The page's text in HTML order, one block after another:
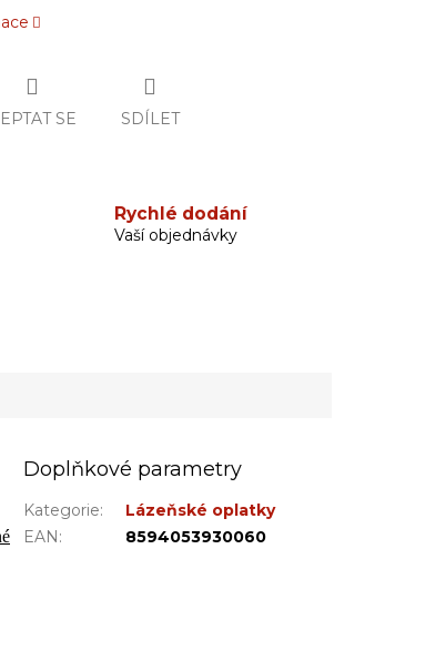
SE SDÍLET
Rychlé dodání
Vaší objednávky
Doplňkové parametry
Kategorie:
Lázeňské oplatky
EAN: 8594053930060